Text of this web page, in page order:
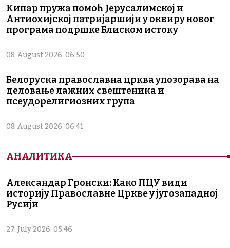
Кипар пружа помоћ Јерусалимској и
Антиохијској патријаршији у оквиру новог
програма подршке Блиском истоку
08. August 2026. 06:50
Белоруска православна црква упозорава на
деловање лажних свештеника и
псеудорелигиозних група
08. August 2026. 06:41
АНАЛИТИКА
Александар Гронски: Како ПЦУ види
историју Православне Цркве у југозападној
Русији
27. July 2026. 05:46